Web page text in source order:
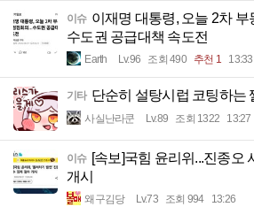
이슈 이재명 대통령, 오늘 2차 부
수도권 공급대책 속도전
Earth Lv.96 조회 490 추천 1 13:33
기타 단순히 설탕시럽 코팅하는
사실난라쿤 Lv.89 조회 1322 13:27
이슈 [속보]국힘 윤리위...진종오
개시
왜구김당 Lv.73 조회 994 13:26